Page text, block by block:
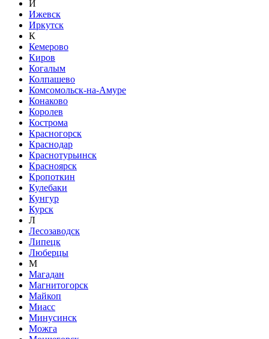
И
Ижевск
Иркутск
К
Кемерово
Киров
Когалым
Колпашево
Комсомольск-на-Амуре
Конаково
Королев
Кострома
Красногорск
Краснодар
Краснотурьинск
Красноярск
Кропоткин
Кулебаки
Кунгур
Курск
Л
Лесозаводск
Липецк
Люберцы
М
Магадан
Магнитогорск
Майкоп
Миасс
Минусинск
Можга